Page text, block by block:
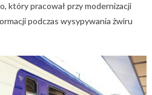
który pracował przy modernizacji
podczas wysypywania żwiru